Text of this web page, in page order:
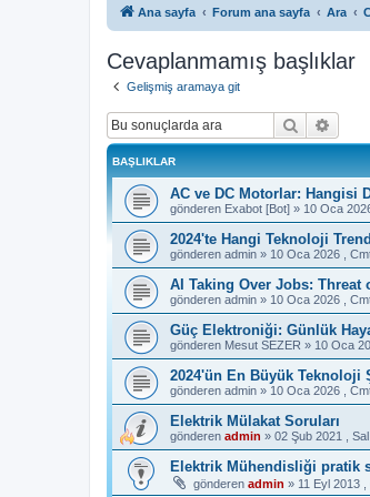
Ana sayfa Forum ana sayfa Ara
Cevaplanmamış başlıklar
Gelişmiş aramaya git
Ara
BAŞLIKLAR
AC ve DC Motorlar: Hangisi
gönderen Exabot [Bot] » 10 Oca
2024'te Hangi Teknoloji
gönderen admin » 10 Oca 2026 ,
AI Taking Over Jobs:
gönderen admin » 10 Oca 2026 ,
Güç Elektroniği: Günlük
gönderen Mesut SEZER » 10 Oca
2024'ün En Büyük Teknoloji
gönderen admin » 10 Oca 2026 ,
Elektrik Mülakat Soruları
gönderen admin » 02 Şub 2021 ,
Elektrik Mühendisliği pratik
gönderen admin » 11 Eyl 2013